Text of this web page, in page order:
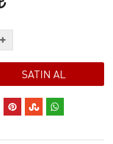
SATIN AL